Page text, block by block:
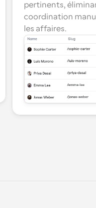
pertinents,
coordination
les affaires.